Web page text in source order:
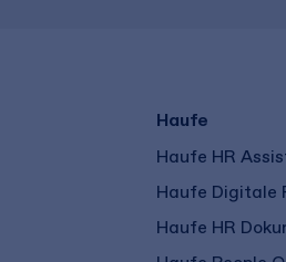
Haufe
Haufe HR
Haufe Digitale
Haufe HR